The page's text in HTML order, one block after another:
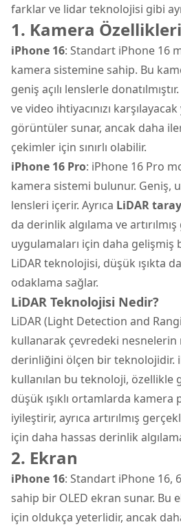
farklar ve lidar teknolojisi gibi
1. Kamera Özellikleri
iPhone 16: Standart iPhone 16
kamera sistemine sahip. Bu
geniş açılı lenslerle
ve video ihtiyacınızı
görüntüler sunar, ancak daha
çekimler için sınırlı olabilir.
iPhone 16 Pro: iPhone 16 Pro
kamera sistemi bulunur. Geniş,
lensleri içerir. Ayrıca LiDAR
da derinlik algılama ve
uygulamaları için daha gelişmiş
LiDAR teknolojisi, düşük ışıkta
odaklama sağlar.
LiDAR Teknolojisi Nedir?
LiDAR (Light Detection and
kullanarak çevredeki nesnelerin
derinliğini ölçen bir teknolojidir.
kullanılan bu teknoloji, özellikle
düşük ışıklı ortamlarda kamera
iyileştirir, ayrıca artırılmış
için daha hassas derinlik
2. Ekran
iPhone 16: Standart iPhone 16,
sahip bir OLED ekran sunar. Bu
için oldukça yeterlidir, ancak